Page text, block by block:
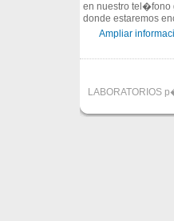
en nuestro tel�fono
donde estaremos
Ampliar
LABORATORIOS